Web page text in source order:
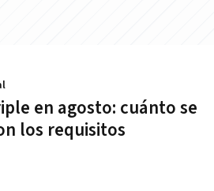
en agosto: cuánto se
los requisitos